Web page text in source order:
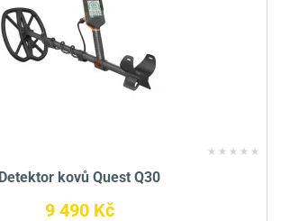
Detektor kovů Quest Q30
9 490 Kč